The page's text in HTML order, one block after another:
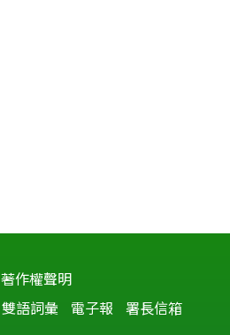
著作權聲明
雙語詞彙 電子報 署長信箱